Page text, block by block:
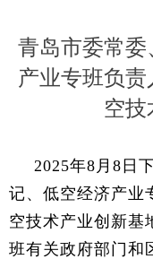
青岛市委常
产业专班负
空技
2025年8月8日
记、低空经济产业
空技术产业创新基
班有关政府部门和